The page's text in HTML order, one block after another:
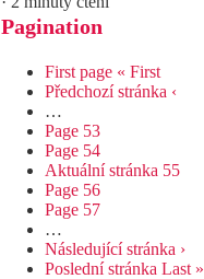
Pagination
First page « First
Předchozí stránka ‹
…
Page 53
Page 54
Aktuální stránka 55
Page 56
Page 57
…
Následující stránka ›
Poslední stránka Last »